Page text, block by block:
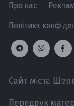
Про нас
Політика
Сайт міста
Передрук